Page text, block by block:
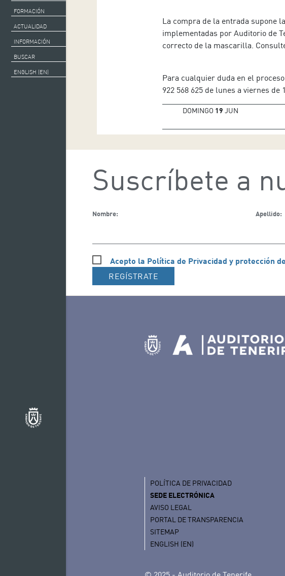
FORMACIÓN
ACTUALIDAD
INFORMACIÓN
BUSCAR
ENGLISH (EN)
La compra de la entrada supone
implementadas por Auditorio de
correcto de la mascarilla.
Para cualquier duda en el
922 568 625 de lunes a viernes de
DOMINGO 19 JUN
Suscríbete a
Nombre: Apellido:
Acepto la Política de Privacidad y protección
REGÍSTRATE
POLÍTICA DE PRIVACIDAD
SEDE ELECTRÓNICA
AVISO LEGAL
PORTAL DE TRANSPARENCIA
SITEMAP
ENGLISH (EN)